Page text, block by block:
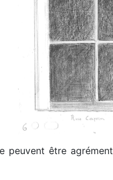
peuvent être